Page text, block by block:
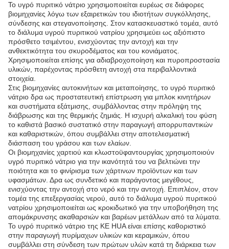
Το υγρό πυριτικό νάτριο χρησιμοποιείται ευρέως σε διάφορες
βιομηχανίες λόγω των εξαιρετικών του ιδιοτήτων συγκόλλησης,
σύνδεσης και στεγανοποίησης. Στον κατασκευαστικό τομέα, αυτό
το διάλυμα υγρού πυριτικού νατρίου χρησιμεύει ως αξιόπιστο
πρόσθετο τσιμέντου, ενισχύοντας την αντοχή και την
ανθεκτικότητα του σκυροδέματος και του κονιάματος.
Χρησιμοποιείται επίσης για αδιαβροχοποίηση και πυροπροστασία
υλικών, παρέχοντας πρόσθετη αντοχή στα περιβαλλοντικά
στοιχεία.
Στις βιομηχανίες αυτοκινήτων και μεταποίησης, το υγρό πυριτικό
νάτριο δρα ως προστατευτική επίστρωση για μπλοκ κινητήρων
και συστήματα εξάτμισης, συμβάλλοντας στην πρόληψη της
διάβρωσης και της θερμικής ζημιάς. Η ισχυρή αλκαλική του φύση
το καθιστά βασικό συστατικό στην παραγωγή απορρυπαντικών
και καθαριστικών, όπου συμβάλλει στην αποτελεσματική
διάσπαση του γράσου και των ελαίων.
Οι βιομηχανίες χαρτιού και κλωστοϋφαντουργίας χρησιμοποιούν
υγρό πυριτικό νάτριο για την ικανότητά του να βελτιώνει την
ποιότητα και το φινίρισμα των χάρτινων προϊόντων και των
υφασμάτων. Δρα ως συνδετικό και παράγοντας μεγέθους,
ενισχύοντας την αντοχή στο νερό και την αντοχή. Επιπλέον, στον
τομέα της επεξεργασίας νερού, αυτό το διάλυμα υγρού πυριτικού
νατρίου χρησιμοποιείται ως κροκιδωτικό για την υποβοήθηση της
απομάκρυνσης ακαθαρσιών και βαρέων μετάλλων από τα λύματα.
Το υγρό πυριτικό νάτριο της KE HUA είναι επίσης καθοριστικό
στην παραγωγή πυρίμαχων υλικών και κεραμικών, όπου
συμβάλλει στη σύνδεση των πρώτων υλών κατά τη διάρκεια των